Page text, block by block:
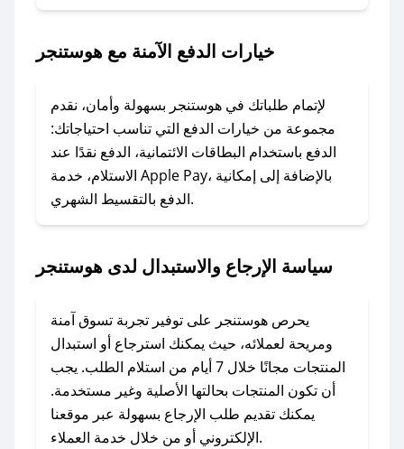
2. الصقه في خانة الدفع عند التسوق من هوستنجر.
### ماذا أفعل إذا لم يعمل كود الخصم؟
الرسائل الخاصة على تويتر أو البريد الإلكتروني،
وسنقوم بحل المشكلة في أسرع وقت ممكن.
### ماذا أفعل إذا لم أجد كود خصم لمتجري
المفضل؟
في حال عدم توفر كوبونات لمتجرك المفضل، يمكنك
أسرع وقت ممكن.
### كيف تحصل على كوبونات خصم حصرية من
هوستنجر؟
للحصول على كوبونات وخصومات حصرية، قم بما
يلي:
- اضغط على أيقونة متابعة لمتجر هوستنجر في
تطبيق صحصح.
خيارات الدفع الآمنة مع هوستنجر
لإتمام طلباتك في هوستنجر بسهولة وأمان، نقدم
مجموعة من خيارات الدفع التي تناسب احتياجاتك:
الدفع باستخدام البطاقات الائتمانية، الدفع نقدًا عند
الاستلام، خدمة Apple Pay، بالإضافة إلى إمكانية
الدفع بالتقسيط الشهري.
سياسة الإرجاع والاستبدال لدى هوستنجر
يحرص هوستنجر على توفير تجربة تسوق آمنة
ومريحة لعملائه، حيث يمكنك استرجاع أو استبدال
المنتجات مجانًا خلال 7 أيام من استلام الطلب. يجب
أن تكون المنتجات بحالتها الأصلية وغير مستخدمة.
يمكنك تقديم طلب الإرجاع بسهولة عبر موقعنا
الإلكتروني أو من خلال خدمة العملاء.